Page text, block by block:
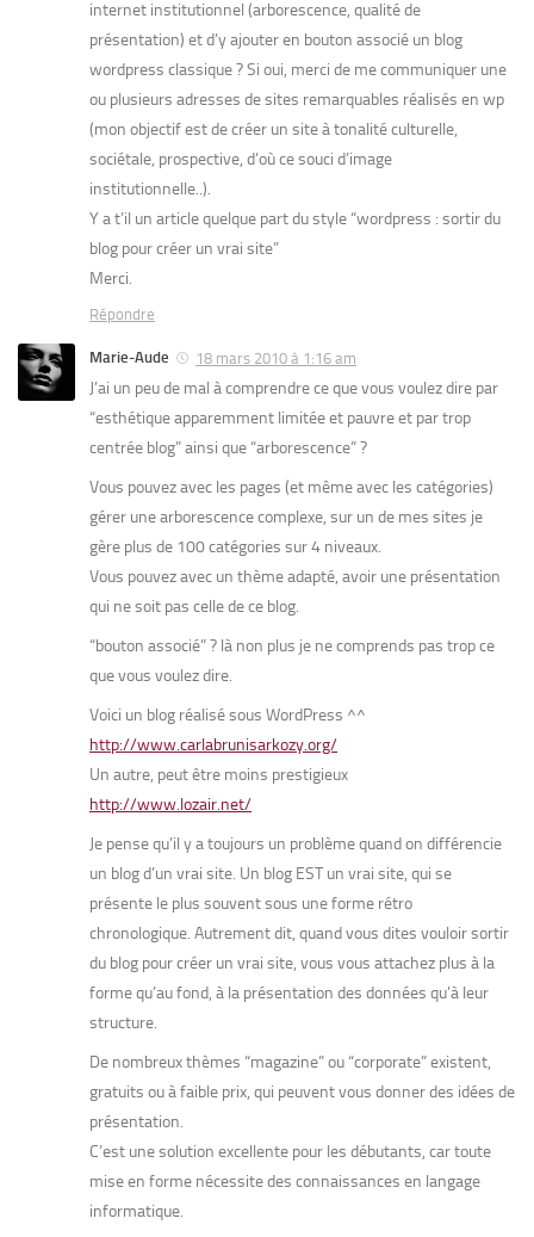
internet institutionnel (arborescence, qualité de
présentation) et d’y ajouter en bouton associé un blog
wordpress classique ? Si oui, merci de me communiquer une
ou plusieurs adresses de sites remarquables réalisés en wp
(mon objectif est de créer un site à tonalité culturelle,
sociétale, prospective, d’où ce souci d’image
institutionnelle..).
Y a t’il un article quelque part du style “wordpress : sortir du
blog pour créer un vrai site”
Merci.
Répondre
Marie-Aude 18 mars 2010 à 1:16 am
J’ai un peu de mal à comprendre ce que vous voulez dire par
“esthétique apparemment limitée et pauvre et par trop
centrée blog” ainsi que “arborescence” ?
Vous pouvez avec les pages (et même avec les catégories)
gérer une arborescence complexe, sur un de mes sites je
gère plus de 100 catégories sur 4 niveaux.
Vous pouvez avec un thème adapté, avoir une présentation
qui ne soit pas celle de ce blog.
“bouton associé” ? là non plus je ne comprends pas trop ce
que vous voulez dire.
Voici un blog réalisé sous WordPress ^^
http://www.carlabrunisarkozy.org/
Un autre, peut être moins prestigieux
http://www.lozair.net/
Je pense qu’il y a toujours un problème quand on différencie
un blog d’un vrai site. Un blog EST un vrai site, qui se
présente le plus souvent sous une forme rétro
chronologique. Autrement dit, quand vous dites vouloir sortir
du blog pour créer un vrai site, vous vous attachez plus à la
forme qu’au fond, à la présentation des données qu’à leur
structure.
De nombreux thèmes “magazine” ou “corporate” existent,
gratuits ou à faible prix, qui peuvent vous donner des idées de
présentation.
C’est une solution excellente pour les débutants, car toute
mise en forme nécessite des connaissances en langage
informatique.